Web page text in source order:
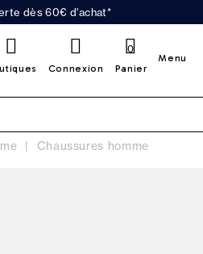
dès 60€ d'achat*
Connexion Panier
0
Menu
Chaussures homme